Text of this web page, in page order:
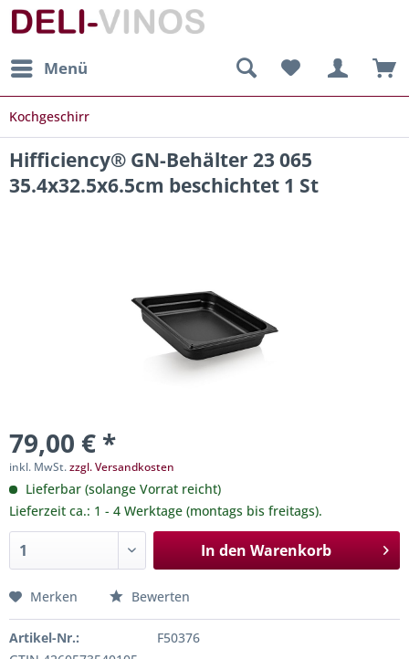
Menü
Kochgeschirr
Hifficiency® GN-Behälter 23 065
35.4x32.5x6.5cm beschichtet 1 St
79,00 € *
inkl. MwSt.zzgl. Versandkosten
Lieferbar (solange Vorrat reicht)
Lieferzeit ca.: 1 - 4 Werktage (montags bis freitags).
In den Warenkorb
Merken Bewerten
Artikel-Nr.:
F50376